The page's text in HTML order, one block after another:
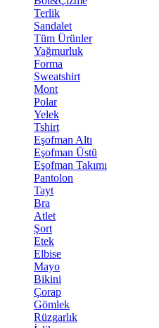
Terlik
Sandalet
Tüm Ürünler
Yağmurluk
Forma
Sweatshirt
Mont
Polar
Yelek
Tshirt
Eşofman Altı
Eşofman Üstü
Eşofman Takımı
Pantolon
Tayt
Bra
Atlet
Şort
Etek
Elbise
Mayo
Bikini
Çorap
Gömlek
Rüzgarlık